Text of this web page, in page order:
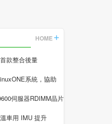
HOME
款整合後量
系統，協助
伺服器RDIMM晶片
車用 IMU 提升